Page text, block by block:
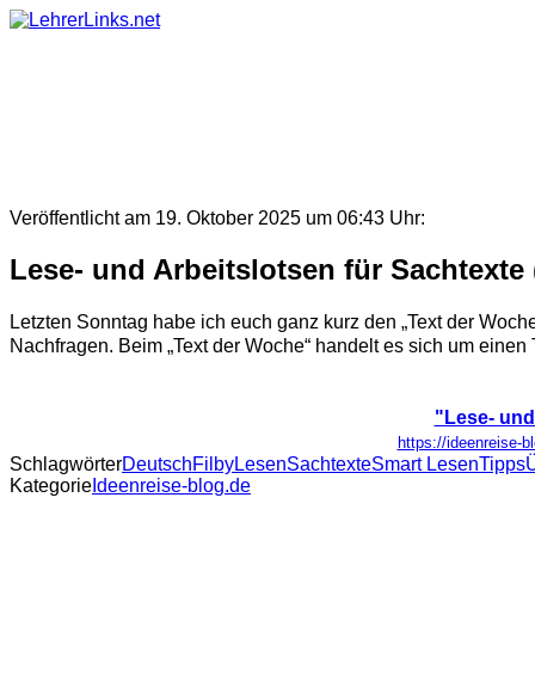
Skip
Veröffentlicht am 19. Oktober 2025 um 06:43 Uhr:
Lese- und Arbeitslotsen für
Letzten Sonntag habe ich euch ganz kurz den „Text der
Nachfragen. Beim „Text der Woche“ handelt es sich um einen
"Lese-
https://ideenreise-
SchlagwörterDeutschFilbyLesenSachtexteSmart LesenTipps
Kategorie Ideenreise-blog.de